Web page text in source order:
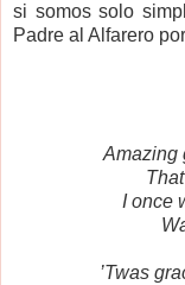
si somos solo
Padre al Alfarero
Amazing
I once
’Twas